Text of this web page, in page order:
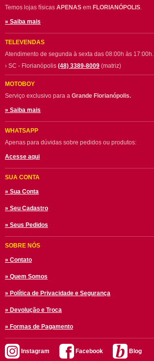
Temos lojas físicas APENAS em FLORIANÓPOLIS.
» Saiba mais
TELEVENDAS
Atendimento de segunda à sexta das 08:00h às 17:00h.
› SC - Florianópolis (48) 3389-8009 (matriz)
MOTOBOY
Serviço exclusivo para a Grande Florianópolis.
» Saiba mais
WHATSAPP
Apenas para dúvidas sobre pedidos ou produtos:
Acesse aqui
SUA CONTA
» Sua Conta
» Seu Cadastro
» Seus Pedidos
SOBRE NÓS
» Contato
» Quem Somos
» Política de Privacidade e Segurança
» Devolução e Troca
» Formas de Pagamento
Instagram Facebook Blog